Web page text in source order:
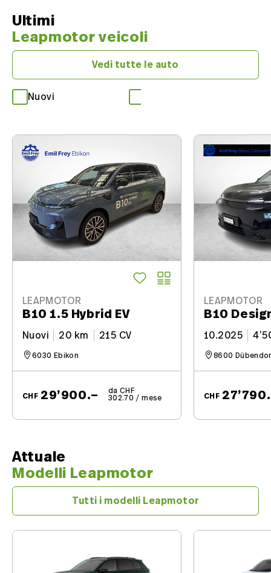
Ultimi
Leapmotor veicoli
Vedi tutte le auto
Nuovi
LEAPMOTOR
B10 1.5 Hybrid EV
Nuovi 20 km 215 CV
6030 Ebikon
CHF 29’900.– da CHF
302.70 / mese
LEAPMOTOR
B10
10.2025
8600
CHF
Attuale
Modelli Leapmotor
Tutti i modelli Leapmotor